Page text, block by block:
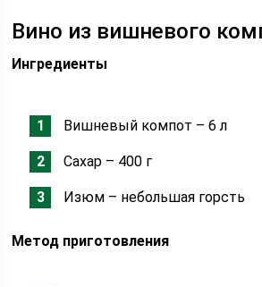
Вино из вишневого
Ингредиенты
Вишневый компот – 6 л
Сахар – 400 г
Изюм – небольшая горсть
Метод приготовления